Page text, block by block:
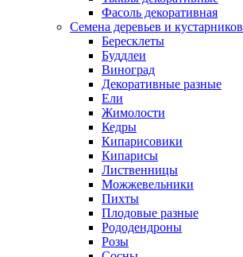
Фасоль декоративная
Семена деревьев и кустарников
Бересклеты
Буддлеи
Виноград
Декоративные разные
Ели
Жимолости
Кедры
Кипарисовики
Кипарисы
Лиственницы
Можжевельники
Пихты
Плодовые разные
Рододендроны
Розы